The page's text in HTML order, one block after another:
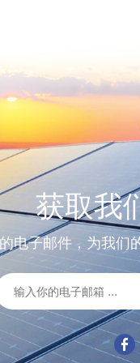
获取我
电子邮件，为我们